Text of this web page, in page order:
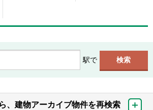
駅で
、建物アーカイブ物件を再検索